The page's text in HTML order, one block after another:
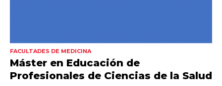
FACULTADES DE MEDICINA
Máster en Educación de
Profesionales de Ciencias de la Salud